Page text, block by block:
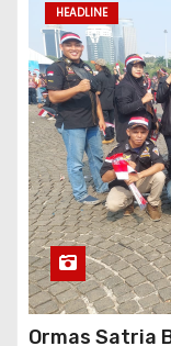
HEADLINE
Ormas Satria